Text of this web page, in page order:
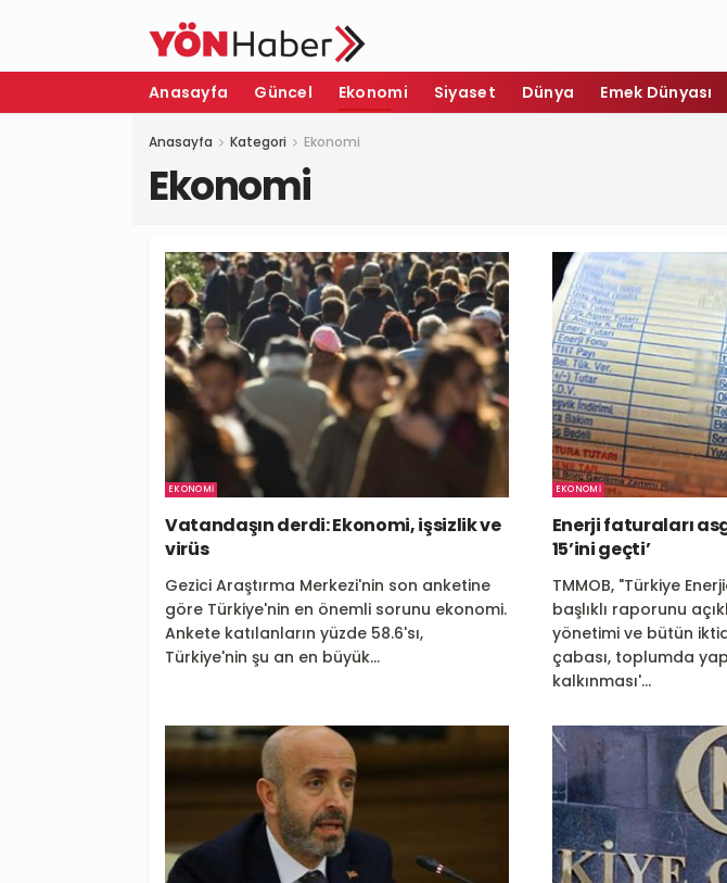
Anasayfa Güncel Ekonomi Siyaset Dünya Emek Dünyası
Anasayfa Kategori Ekonomi
Ekonomi
EKONOMI
Vatandaşın derdi: Ekonomi, işsizlik ve
virüs
Gezici Araştırma Merkezi'nin son anketine
göre Türkiye'nin en önemli sorunu ekonomi.
Ankete katılanların yüzde 58.6'sı,
Türkiye'nin şu an en büyük...
EKONOMI
Enerji faturaları
15’ini geçti’
TMMOB, "Türkiye
başlıklı raporunu
yönetimi ve bütün
çabası, toplumda
kalkınması'...